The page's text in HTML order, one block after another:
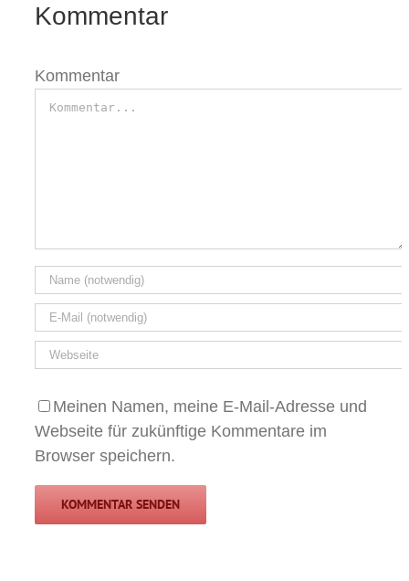
Kommentar
Kommentar
Meinen Namen, meine E-Mail-Adresse und
Webseite für zukünftige Kommentare im
Browser speichern.